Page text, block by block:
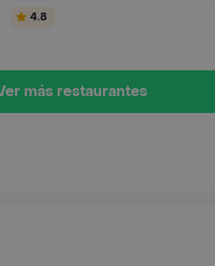
4.8
más restaurantes